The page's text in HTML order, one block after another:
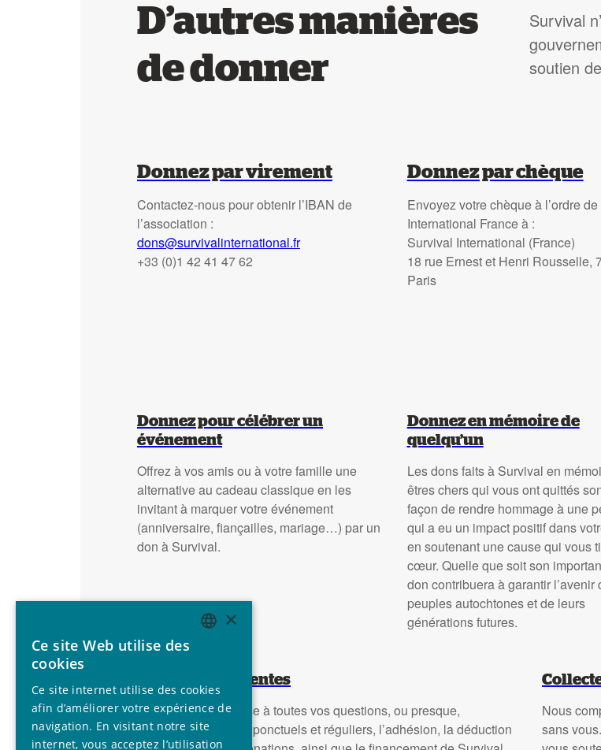
D’autres manières
de donner
Survival
soutien
Donnez par virement
Contactez-nous pour obtenir l’IBAN de
l’association :
dons@survivalinternational.fr
+33 (0)1 42 41 47 62
Donnez par chèque
Envoyez votre chèque à l’ordre
International France à :
Survival International (France)
18 rue Ernest et Henri Rousselle,
Paris
Donnez pour célébrer un
événement
Offrez à vos amis ou à votre famille une
alternative au cadeau classique en les
invitant à marquer votre événement
(anniversaire, fiançailles, mariage…) par un
don à Survival.
Donnez en mémoire de
quelqu’un
Les dons faits à Survival en
êtres chers qui vous ont quittés
façon de rendre hommage à une
qui a eu un impact positif dans
en soutenant une cause qui vous
cœur. Quelle que soit son
don contribuera à garantir l’avenir
peuples autochtones et de leurs
générations futures.
Question fréquentes
Trouvez ici la réponse à toutes vos questions, ou presque,
concernant les dons ponctuels et réguliers, l’adhésion, la déduction
Nous
sans
ENGLISH
SPANISH
FRENCH
×
Ce site Web utilise des
cookies
Ce site internet utilise des cookies
afin d’améliorer votre expérience de
navigation. En visitant notre site
internet, vous acceptez l’utilisation